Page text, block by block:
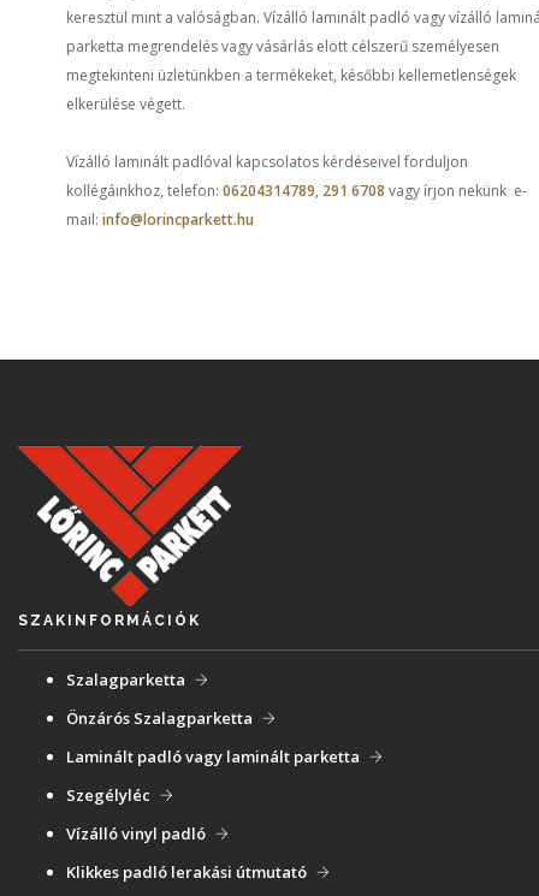
keresztül mint a valóságban. Vízálló laminált padló vagy vízálló
parketta megrendelés vagy vásárlás elött célszerű személyesen
megtekinteni üzletünkben a termékeket, későbbi kellemetlenségek
elkerülése végett.
Vízálló laminált padlóval kapcsolatos kérdéseivel forduljon
kollégáinkhoz, telefon: 06204314789, 291 6708 vagy írjon nekünk e-
mail: info@lorincparkett.hu
SZAKINFORMÁCIÓK
Szalagparketta
Önzárós Szalagparketta
Laminált padló vagy laminált parketta
Szegélyléc
Vízálló vinyl padló
Klikkes padló lerakási útmutató